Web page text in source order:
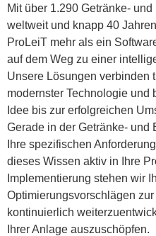
Mit über 1.290 Getränke-
weltweit und knapp 40
ProLeiT mehr als ein
auf dem Weg zu einer
Unsere Lösungen verbinden
modernster Technologie und
Idee bis zur erfolgreichen
Gerade in der Getränke-
Ihre spezifischen
dieses Wissen aktiv in Ihre
Implementierung stehen wir
Optimierungsvorschlägen
kontinuierlich
Ihrer Anlage auszuschöpfen.